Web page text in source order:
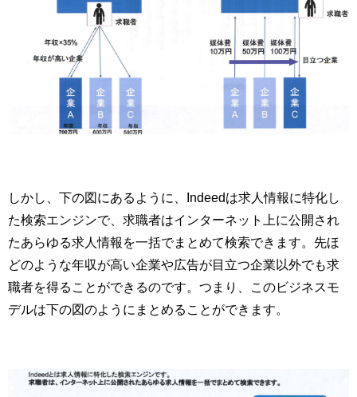
しかし、下の図にあるように、Indeedは求人情報に特化し
た検索エンジンで、求職者はインターネット上に公開され
たあらゆる求人情報を一括でまとめて検索できます。先ほ
どのような年収が高い企業や広告が目立つ企業以外でも求
職者を得ることができるのです。つまり、このビジネスモ
デルは下の図のようにまとめることができます。